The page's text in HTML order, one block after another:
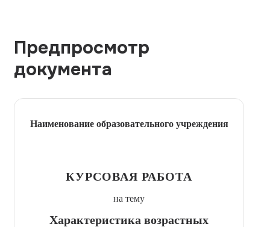
Предпросмотр
документа
Наименование образовательного учреждения
КУРСОВАЯ РАБОТА
на тему
Характеристика возрастных